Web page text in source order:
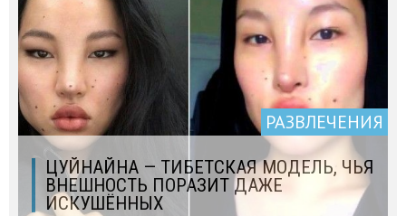
РАЗВЛЕЧЕНИЯ
ЦУЙНАЙНА — ТИБЕТСКАЯ МОДЕЛЬ, ЧЬЯ
ВНЕШНОСТЬ ПОРАЗИТ ДАЖЕ
ИСКУШЁННЫХ